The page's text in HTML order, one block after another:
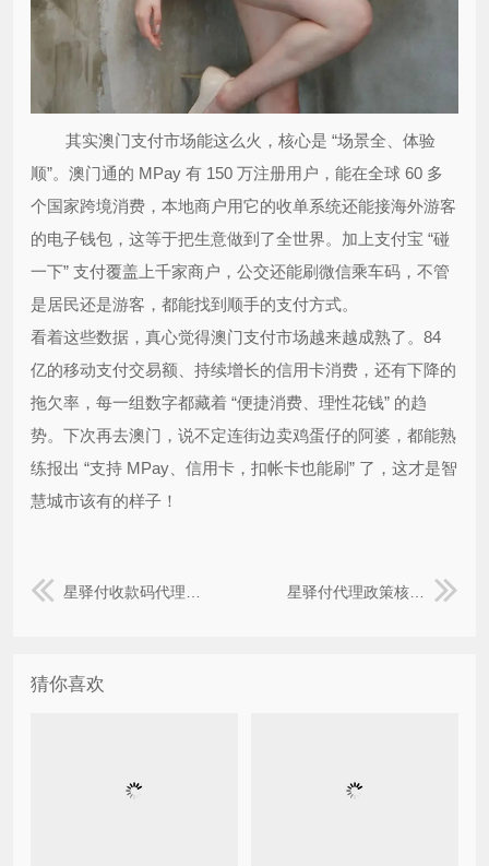
其实澳门支付市场能这么火，核心是 “场景全、体验
顺”。澳门通的 MPay 有 150 万注册用户，能在全球 60 多
个国家跨境消费，本地商户用它的收单系统还能接海外游客
的电子钱包，这等于把生意做到了全世界。加上支付宝 “碰
一下” 支付覆盖上千家商户，公交还能刷微信乘车码，不管
是居民还是游客，都能找到顺手的支付方式。
看着这些数据，真心觉得澳门支付市场越来越成熟了。84
亿的移动支付交易额、持续增长的信用卡消费，还有下降的
拖欠率，每一组数字都藏着 “便捷消费、理性花钱” 的趋
势。下次再去澳门，说不定连街边卖鸡蛋仔的阿婆，都能熟
练报出 “支持 MPay、信用卡，扣帐卡也能刷” 了，这才是智
慧城市该有的样子！
星驿付收款码代理政策 2026 更新，收银系统 + 码牌打包推。 星驿付代理政策核心福利，收银系统 + 下级代理权限全开。
猜你喜欢